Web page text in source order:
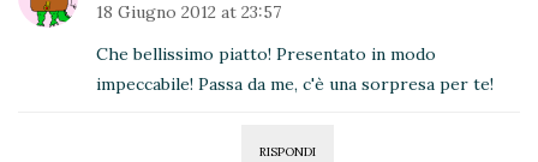
18 Giugno 2012 at 23:57
Che bellissimo piatto! Presentato in modo
impeccabile! Passa da me, c'è una sorpresa per te!
RISPONDI